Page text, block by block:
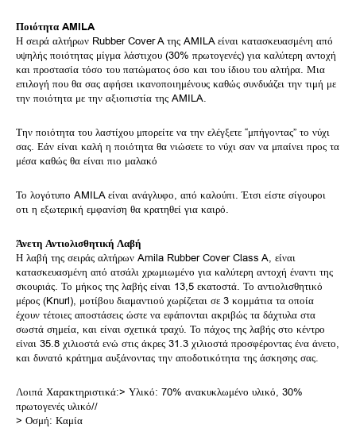
Ποιότητα AMILA
Η σειρά αλτήρων Rubber Cover A της AMILA είναι κατασκευασμένη από
υψηλής ποιότητας μίγμα λάστιχου (30% πρωτογενές) για καλύτερη αντοχή
και προστασία τόσο του πατώματος όσο και του ίδιου του αλτήρα. Μια
επιλογή που θα σας αφήσει ικανοποιημένους καθώς συνδυάζει την τιμή με
την ποιότητα με την αξιοπιστία της AMILA.
Την ποιότητα του λαστίχου μπορείτε να την ελέγξετε “μπήγοντας” το νύχι
σας. Εάν είναι καλή η ποιότητα θα νιώσετε το νύχι σαν να μπαίνει προς τα
μέσα καθώς θα είναι πιο μαλακό
Το λογότυπο AMILA είναι ανάγλυφο, από καλούπι. Έτσι είστε σίγουροι
οτι η εξωτερική εμφανίση θα κρατηθεί για καιρό.
Άνετη Αντιολισθητική Λαβή
Η λαβή της σειράς αλτήρων Amila Rubber Cover Class A, είναι
κατασκευασμένη από ατσάλι χρωμιωμένο για καλύτερη αντοχή έναντι της
σκουριάς. Το μήκος της λαβής είναι 13,5 εκατοστά. Το αντιολισθητικό
μέρος (Knurl), μοτίβου διαμαντιού χωρίζεται σε 3 κομμάτια τα οποία
έχουν τέτοιες αποστάσεις ώστε να εφάπονται ακριβώς τα δάχτυλα στα
σωστά σημεία, και είναι σχετικά τραχύ. Το πάχος της λαβής στο κέντρο
είναι 35.8 χιλιοστά ενώ στις άκρες 31.3 χιλιοστά προσφέροντας ένα άνετο,
και δυνατό κράτημα αυξάνοντας την αποδοτικότητα της άσκησης σας.
Λοιπά Χαρακτηριστικά:> Υλικό: 70% ανακυκλωμένο υλικό, 30%
πρωτογενές υλικό//
> Οσμή: Καμία